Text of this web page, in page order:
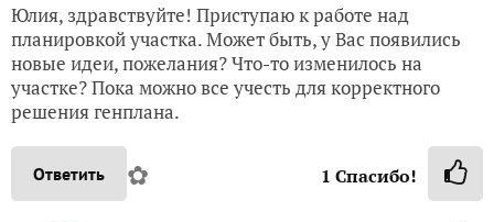
Юлия, здравствуйте! Приступаю к работе над
планировкой участка. Может быть, у Вас появились
новые идеи, пожелания? Что-то изменилось на
участке? Пока можно все учесть для корректного
решения генплана.
Ответить ✿ 1 Спасибо!